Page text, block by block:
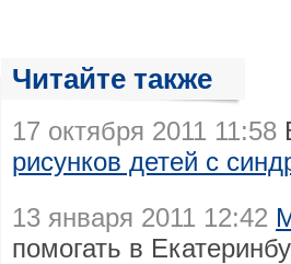
Читайте также
17 октября 2011 11:58
рисунков детей с
13 января 2011 12:42
помогать в